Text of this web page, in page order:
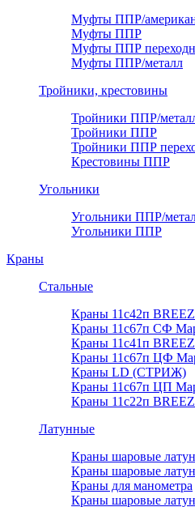
Муфты ППР/
Муфты ППР
Муфты ППР
Муфты ППР/металл
Тройники, крестовины
Тройники ППР/
Тройники ППР
Тройники ППР
Крестовины ППР
Угольники
Угольники ППР/
Угольники ППР
Краны
Стальные
Краны 11с42п
Краны 11с67п СФ
Краны 11с41п
Краны 11с67п ЦФ
Краны LD (СТРИЖ)
Краны 11с67п ЦП
Краны 11с22п
Латунные
Краны шаровые
Краны шаровые
Краны для манометра
Краны шаровые